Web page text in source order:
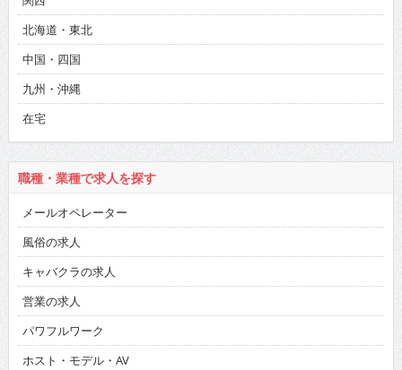
北海道・東北
中国・四国
九州・沖縄
在宅
職種・業種で求人を探す
メールオペレーター
風俗の求人
キャバクラの求人
営業の求人
パワフルワーク
ホスト・モデル・AV